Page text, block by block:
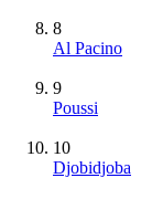
8
Al Pacino
9
Poussi
10
Djobidjoba